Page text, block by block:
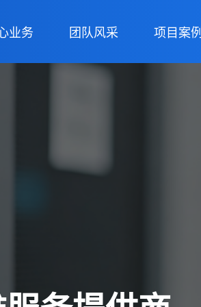
业务 团队风采 项目案例